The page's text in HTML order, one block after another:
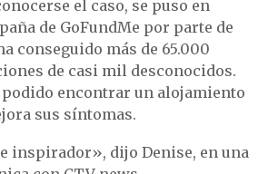
el caso, se puso en
de GoFundMe por parte de
conseguido más de 65.000
de casi mil desconocidos.
podido encontrar un alojamiento
sus síntomas.
inspirador», dijo Denise, en una